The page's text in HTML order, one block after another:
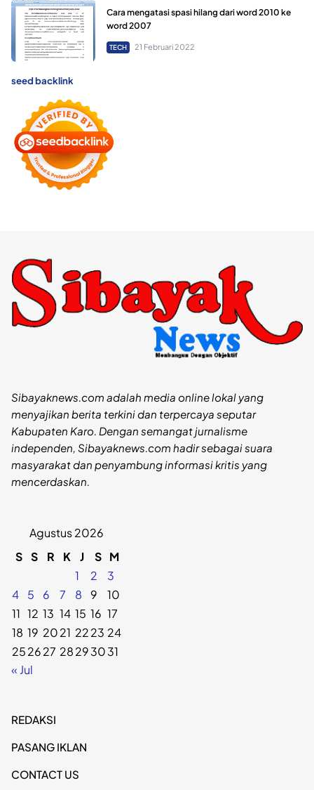
Cara mengatasi spasi hilang dari word 2010 ke
word 2007
TECH 21 Februari 2022
seed backlink
Sibayaknews.com adalah media online lokal yang
menyajikan berita terkini dan terpercaya seputar
Kabupaten Karo. Dengan semangat jurnalisme
independen, Sibayaknews.com hadir sebagai suara
masyarakat dan penyambung informasi kritis yang
mencerdaskan.
Agustus 2026
S S R K J S M
1
2
3
4
5 6 7 8 9
10
11 12 13 14 15 16 17
18 19 2021 2223 24
252627 28293031
« Jul
REDAKSI
PASANG IKLAN
CONTACT US